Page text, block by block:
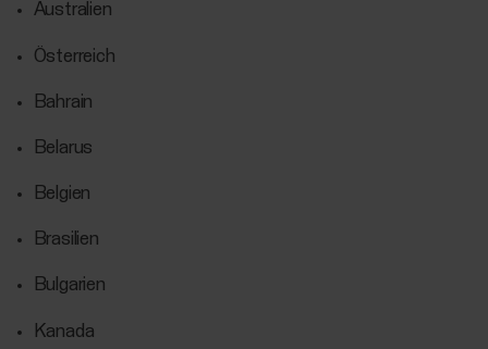
Australien
Österreich
Bahrain
Belarus
Belgien
Brasilien
Bulgarien
Kanada